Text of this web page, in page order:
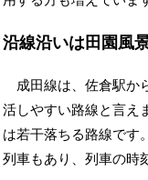
沿線沿いは田園風
成田線は、佐倉駅か
活しやすい路線と言え
は若干落ちる路線です
列車もあり、列車の時